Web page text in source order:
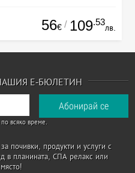
56€ / 109.53
лв.
Е-БЮЛЕТИН
всяко време.
почивки, продукти и услуги с
в планината, СПА релакс или